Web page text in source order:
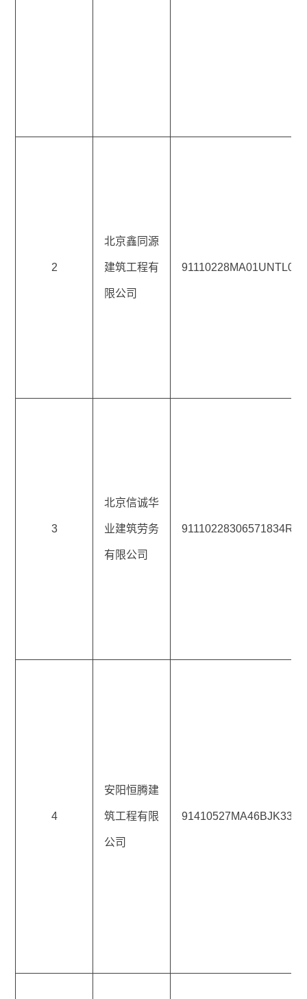
2
北京鑫同源
建筑工程有
限公司
91110228MA01UNTL09
3
北京信诚华
业建筑劳务
有限公司
91110228306571834R
4
安阳恒腾建
筑工程有限
公司
91410527MA46BJK33B